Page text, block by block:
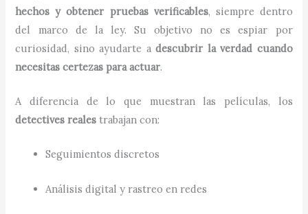
hechos y obtener pruebas verificables, siempre dentro
del marco de la ley. Su objetivo no es espiar por
curiosidad, sino ayudarte adescubrir la verdad cuando
necesitas certezas para actuar.
A diferencia de lo que muestran las películas, los
detectives reales trabajan con:
Seguimientos discretos
Análisis digital y rastreo en redes